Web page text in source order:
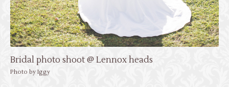
Bridal photo shoot @ Lennox heads
Photo by Iggy